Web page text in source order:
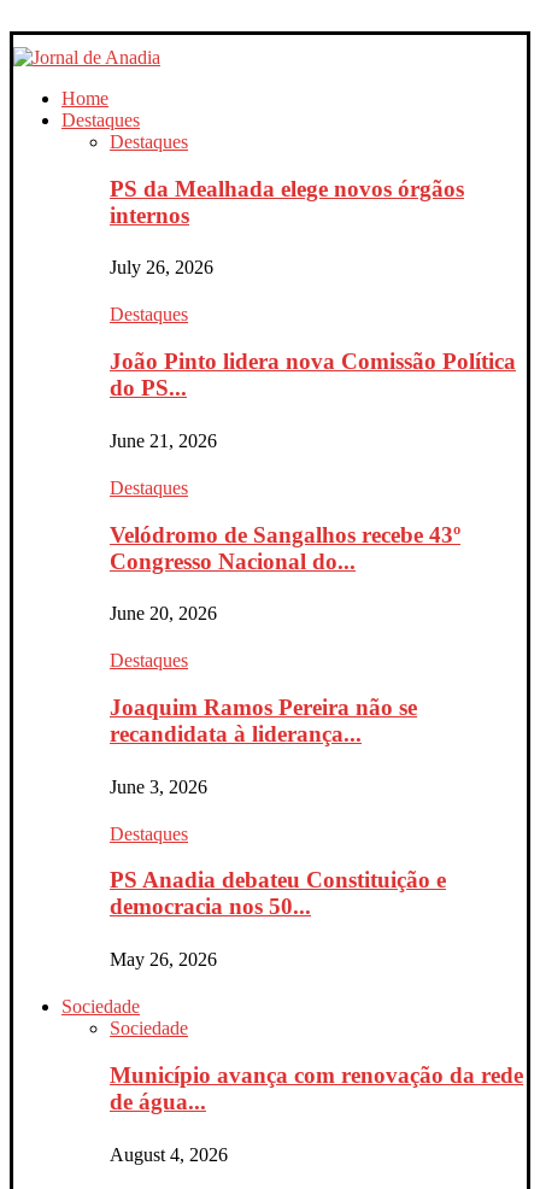
Home
Destaques
Destaques
PS da Mealhada elege novos órgãos
internos
July 26, 2026
Destaques
João Pinto lidera nova Comissão Política
do PS...
June 21, 2026
Destaques
Velódromo de Sangalhos recebe 43º
Congresso Nacional do...
June 20, 2026
Destaques
Joaquim Ramos Pereira não se
recandidata à liderança...
June 3, 2026
Destaques
PS Anadia debateu Constituição e
democracia nos 50...
May 26, 2026
Sociedade
Sociedade
Município avança com renovação da rede
de água...
August 4, 2026